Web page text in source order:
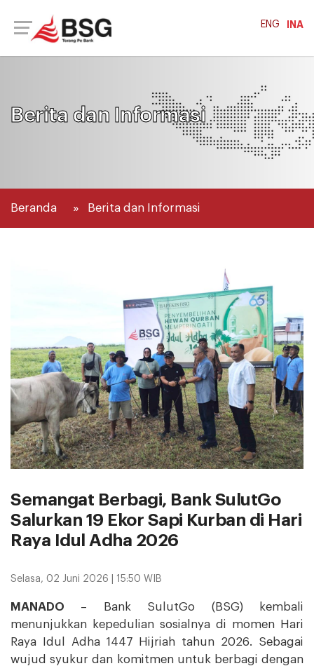
INA
ENG
Berita dan Informasi
Beranda Berita dan Informasi
Semangat Berbagi, Bank SulutGo
Salurkan 19 Ekor Sapi Kurban di Hari
Raya Idul Adha 2026
Selasa, 02 Juni 2026 | 15:50 WIB
MANADO – Bank SulutGo (BSG) kembali
menunjukkan kepedulian sosialnya di momen Hari
Raya Idul Adha 1447 Hijriah tahun 2026. Sebagai
wujud syukur dan komitmen untuk berbagi dengan